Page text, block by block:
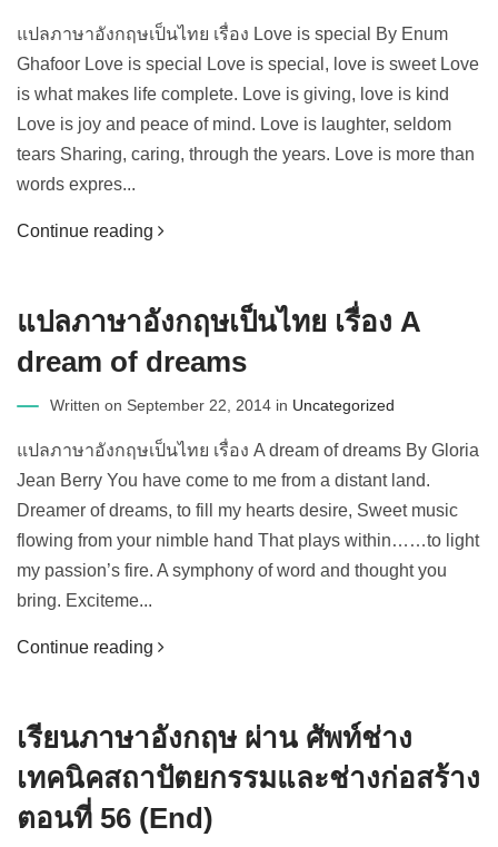
แปลภาษาอังกฤษเป็นไทย เรื่อง Love is special By Enum
Ghafoor Love is special Love is special, love is sweet Love
is what makes life complete. Love is giving, love is kind
Love is joy and peace of mind. Love is laughter, seldom
tears Sharing, caring, through the years. Love is more than
words expres...
Continue reading
แปลภาษาอังกฤษเป็นไทย เรื่อง A
dream of dreams
Written on September 22, 2014 in Uncategorized
แปลภาษาอังกฤษเป็นไทย เรื่อง A dream of dreams By Gloria
Jean Berry You have come to me from a distant land.
Dreamer of dreams, to fill my hearts desire, Sweet music
flowing from your nimble hand That plays within……to light
my passion’s fire. A symphony of word and thought you
bring. Exciteme...
Continue reading
เรียนภาษาอังกฤษ ผ่าน ศัพท์ช่าง
เทคนิคสถาปัตยกรรมและช่างก่อสร้าง
ตอนที่ 56 (End)